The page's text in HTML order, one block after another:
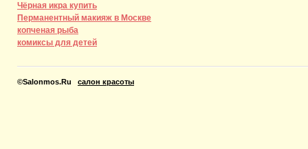
Чёрная икра купить
Перманентный макияж в Москве
копченая рыба
комиксы для детей
©Salonmos.Ru салон красоты